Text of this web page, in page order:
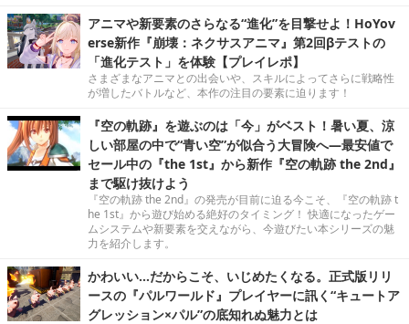
アニマや新要素のさらなる“進化”を目撃せよ！HoYov
erse新作『崩壊：ネクサスアニマ』第2回βテストの
「進化テスト」を体験【プレイレポ】
さまざまなアニマとの出会いや、スキルによってさらに戦略性
が増したバトルなど、本作の注目の要素に迫ります！
『空の軌跡』を遊ぶのは「今」がベスト！暑い夏、涼
しい部屋の中で“青い空”が似合う大冒険へ―最安値で
セール中の『the 1st』から新作『空の軌跡 the 2nd』
まで駆け抜けよう
『空の軌跡 the 2nd』の発売が目前に迫る今こそ、『空の軌跡 t
he 1st』から遊び始める絶好のタイミング！ 快適になったゲー
ムシステムや新要素を交えながら、今遊びたい本シリーズの魅
力を紹介します。
かわいい…だからこそ、いじめたくなる。正式版リリ
ースの『パルワールド』プレイヤーに訊く“キュートア
グレッション×パル”の底知れぬ魅力とは